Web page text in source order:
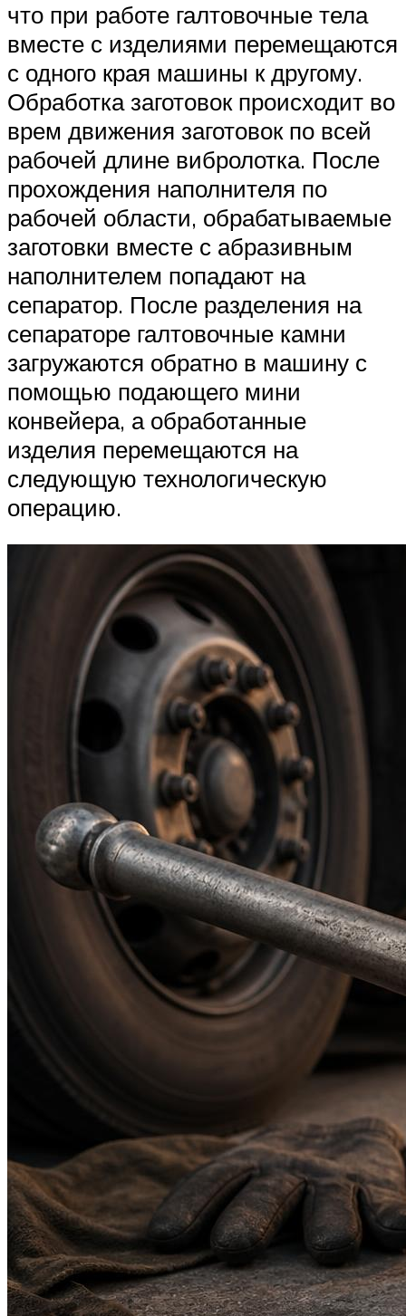
что при работе галтовочные тела
вместе с изделиями перемещаются
с одного края машины к другому.
Обработка заготовок происходит во
врем движения заготовок по всей
рабочей длине вибролотка. После
прохождения наполнителя по
рабочей области, обрабатываемые
заготовки вместе с абразивным
наполнителем попадают на
сепаратор. После разделения на
сепараторе галтовочные камни
загружаются обратно в машину с
помощью подающего мини
конвейера, а обработанные
изделия перемещаются на
следующую технологическую
операцию.